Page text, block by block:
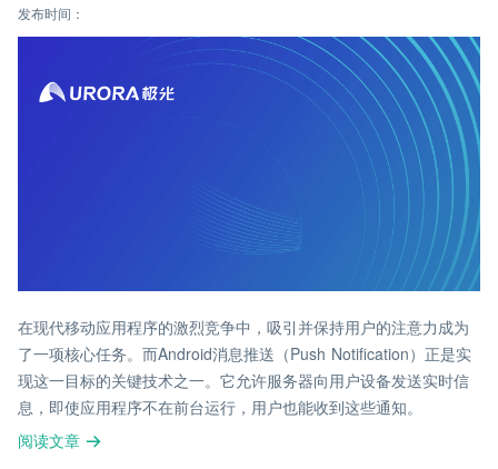
发布时间：
在现代移动应用程序的激烈竞争中，吸引并保持用户的注意力成为
了一项核心任务。而Android消息推送（Push Notification）正是实
现这一目标的关键技术之一。它允许服务器向用户设备发送实时信
息，即使应用程序不在前台运行，用户也能收到这些通知。
阅读文章